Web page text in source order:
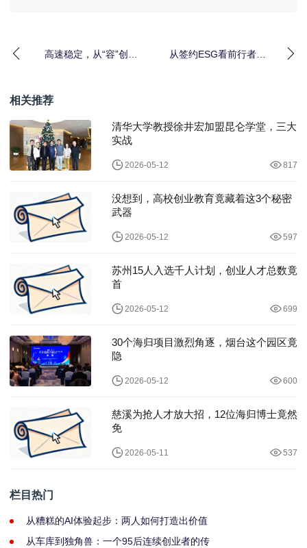
高速稳定，从“容”创作
从签约ESG看前行者的
相关推荐
清华大学教授徐井宏加盟昆仑学堂，三大
实战
2026-05-12 817
没想到，高校创业教育竟藏着这3个秘密
武器
2026-05-12 597
苏州15人入选千人计划，创业人才总数竟
首
2026-05-12 699
30个海归项目激烈角逐，烟台这个园区竟
隐
2026-05-12 600
慈溪为抢人才放大招，12位海归博士竟然
免
2026-05-11 537
栏目热门
从糟糕的AI体验起步：两人如何打造出价值
从车库到独角兽：一个95后连续创业者的传